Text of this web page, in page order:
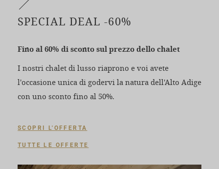
SPECIAL DEAL -60%
Fino al 60% di sconto sul prezzo dello chalet
I nostri chalet di lusso riaprono e voi avete
l'occasione unica di godervi la natura dell'Alto Adige
con uno sconto fino al 50%.
SCOPRI L'OFFERTA
TUTTE LE OFFERTE